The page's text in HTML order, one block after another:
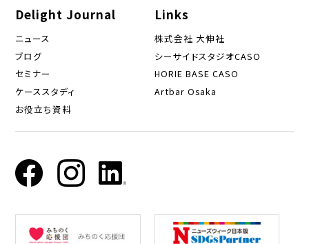
Delight Journal
ニュース
ブログ
セミナー
ケーススタディ
お役立ち資料
Links
株式会社 大伸社
シーサイドスタジオCASO
HORIE BASE CASO
Artbar Osaka